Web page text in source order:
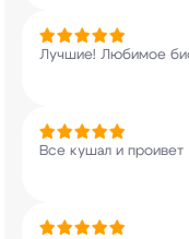
Лучшие! Любимое
Все кушал и проивет